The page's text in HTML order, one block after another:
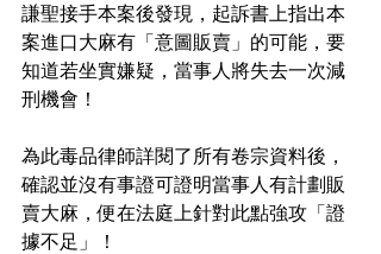
謙聖接手本案後發現，起訴書上指出本
案進口大麻有「意圖販賣」的可能，要
知道若坐實嫌疑，當事人將失去一次減
刑機會！
為此毒品律師詳閱了所有卷宗資料後，
確認並沒有事證可證明當事人有計劃販
賣大麻，便在法庭上針對此點強攻「證
據不足」！